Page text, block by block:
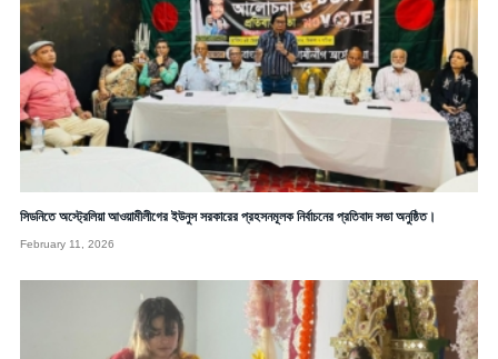
সিডনিতে অস্ট্রেলিয়া আওয়ামীলীগের ইউনুস সরকারের প্রহসনমূলক নির্বাচনের প্রতিবাদ সভা অনুষ্ঠিত।
February 11, 2026